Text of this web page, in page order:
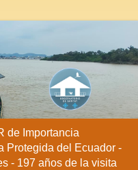
de Importancia
Protegida del Ecuador -
- 197 años de la visita